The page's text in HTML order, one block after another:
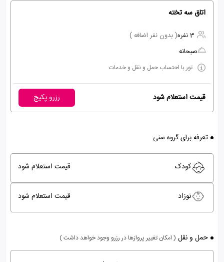
اتاق سه تخته
3 نفره
( بدون نفر اضافه )
صبحانه
تور با احتساب حمل و نقل و خدمات
قیمت استعلام شود رزرو پکیج
تعرفه برای گروه سنی
کودک قیمت استعلام شود
نوزاد قیمت استعلام شود
حمل و نقل ( امکان تغییر پروازها در رزرو وجود خواهد داشت )